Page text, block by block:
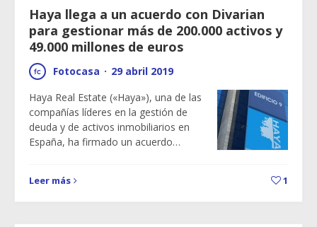
Haya llega a un acuerdo con Divarian
para gestionar más de 200.000 activos y
49.000 millones de euros
Fotocasa · 29 abril 2019
Haya Real Estate («Haya»), una de las
compañías líderes en la gestión de
deuda y de activos inmobiliarios en
España, ha firmado un acuerdo…
Leer más 1